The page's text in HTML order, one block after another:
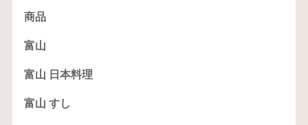
商品
富山
富山 日本料理
富山 すし